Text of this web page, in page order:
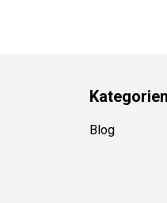
Kategorien
Blog